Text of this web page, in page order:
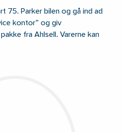
75. Parker bilen og gå ind ad
kontor” og giv
fra Ahlsell. Varerne kan